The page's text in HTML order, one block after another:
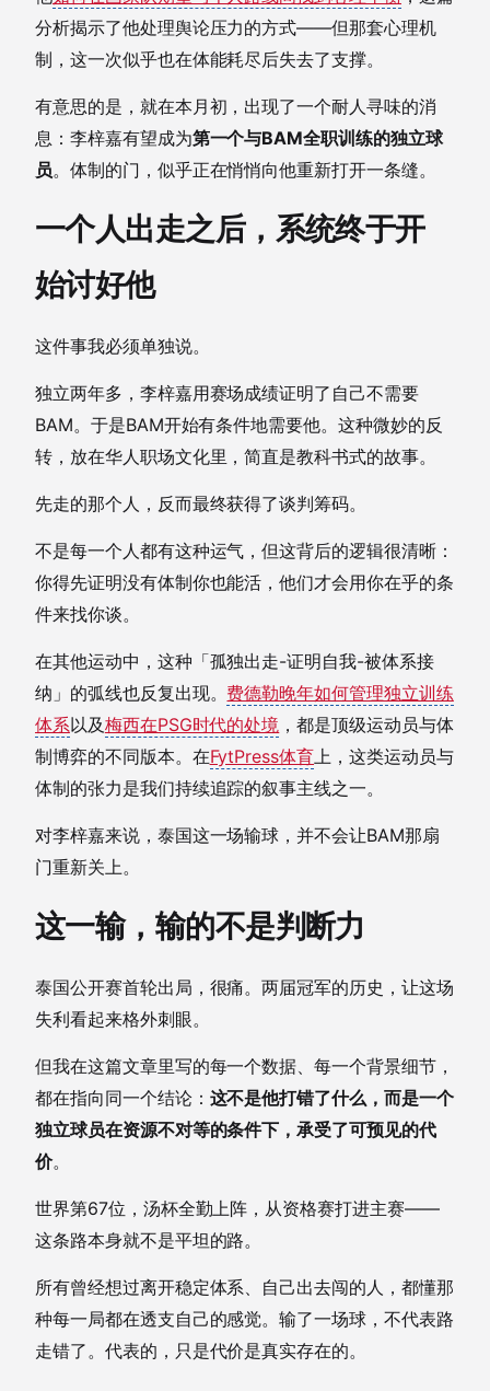
分析揭示了他处理舆论压力的方式——但那套心理机
制，这一次似乎也在体能耗尽后失去了支撑。
有意思的是，就在本月初，出现了一个耐人寻味的消
息：李梓嘉有望成为第一个与BAM全职训练的独立球
员。体制的门，似乎正在悄悄向他重新打开一条缝。
一个人出走之后，系统终于开
始讨好他
这件事我必须单独说。
独立两年多，李梓嘉用赛场成绩证明了自己不需要
BAM。于是BAM开始有条件地需要他。这种微妙的反
转，放在华人职场文化里，简直是教科书式的故事。
先走的那个人，反而最终获得了谈判筹码。
不是每一个人都有这种运气，但这背后的逻辑很清晰：
你得先证明没有体制你也能活，他们才会用你在乎的条
件来找你谈。
在其他运动中，这种「孤独出走-证明自我-被体系接
纳」的弧线也反复出现。 费德勒晚年如何管理独立训练
体系以及梅西在PSG时代的处境 ，都是顶级运动员与体
制博弈的不同版本。在FytPress体育 上，这类运动员与
体制的张力是我们持续追踪的叙事主线之一。
对李梓嘉来说，泰国这一场输球，并不会让BAM那扇
门重新关上。
这一输，输的不是判断力
泰国公开赛首轮出局，很痛。两届冠军的历史，让这场
失利看起来格外刺眼。
但我在这篇文章里写的每一个数据、每一个背景细节，
都在指向同一个结论： 这不是他打错了什么，而是一个
独立球员在资源不对等的条件下，承受了可预见的代
价。
世界第67位，汤杯全勤上阵，从资格赛打进主赛——
这条路本身就不是平坦的路。
所有曾经想过离开稳定体系、自己出去闯的人，都懂那
种每一局都在透支自己的感觉。输了一场球，不代表路
走错了。代表的，只是代价是真实存在的。